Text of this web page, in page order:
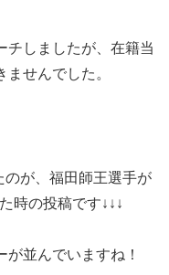
チしましたが、在籍当
せんでした。
が、福田師王選手が
時の投稿です↓↓↓
並んでいますね！